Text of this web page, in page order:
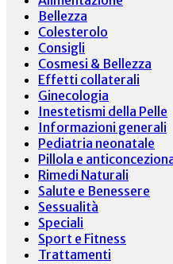
Bellezza
Colesterolo
Consigli
Cosmesi & Bellezza
Effetti collaterali
Ginecologia
Inestetismi della Pelle
Informazioni generali
Pediatria neonatale
Pillola e
Rimedi Naturali
Salute e Benessere
Sessualità
Speciali
Sport e Fitness
Trattamenti